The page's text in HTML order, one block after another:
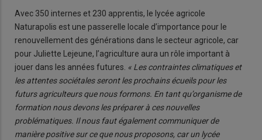
Avec 350 internes et 230 apprentis, le lycée agricole
Naturapolis est une passerelle locale d’importance pour le
renouvellement des générations dans le secteur agricole, car
pour Juliette Lejeune, l’agriculture aura un rôle important à
jouer dans les années futures. « Les contraintes climatiques et
les attentes sociétales seront les prochains écueils pour les
futurs agriculteurs que nous formons. En tant qu’organisme de
formation nous devons les préparer à ces nouvelles
problématiques. Il nous faut également communiquer de
manière positive sur ce que nous proposons, car un lycée